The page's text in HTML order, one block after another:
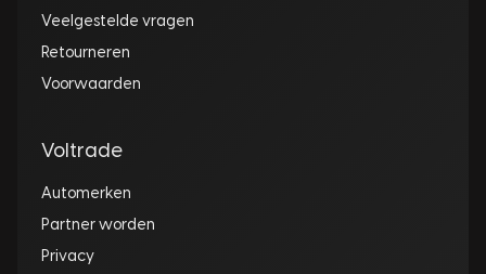
Veelgestelde vragen
Retourneren
Voorwaarden
Voltrade
Automerken
Partner worden
Privacy